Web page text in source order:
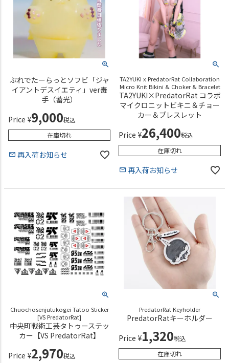
ぷれでたーらっとソフビ「ジャ
イアントデスイエティ」ver毒
手（蓄光）
Price ¥9,000税込
在庫切れ
再入荷お知らせ
TA2YUKI x PredatorRat Collaboration
Micro Knit Bikini & Choker & Bracelet
TA2YUKI×PredatorRat コラボ
マイクロニットビキニ＆チョー
カー＆ブレスレット
Price ¥26,400税込
在庫切れ
再入荷お知らせ
Chuochosenjutukogei Tatoo Sticker
[VS PredatorRat]
中央町戦術工芸タトゥーステッ
カー【VS PredatorRat】
Price ¥2,970税込
PredatorRat Keyholder
PredatorRatキーホルダー
Price ¥1,320税込
在庫切れ